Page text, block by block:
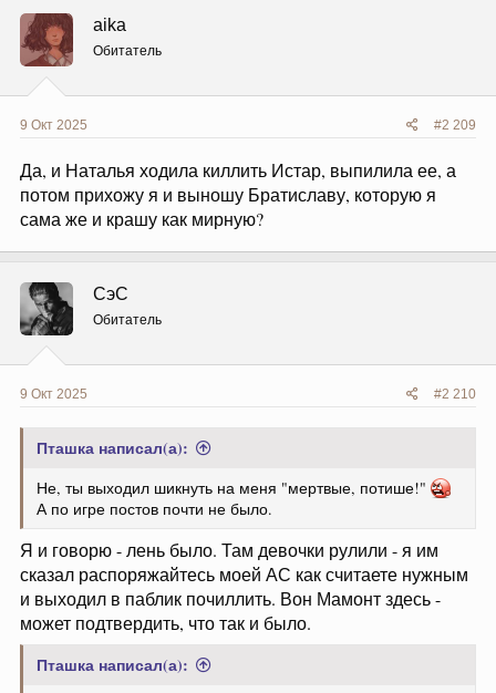
aika
Обитатель
9 Окт 2025 #2 209
Да, и Наталья ходила киллить Истар, выпилила ее, а
потом прихожу я и выношу Братиславу, которую я
сама же и крашу как мирную?
СэС
Обитатель
9 Окт 2025 #2 210
Пташка написал(а):
Не, ты выходил шикнуть на меня "мертвые, потише!"
А по игре постов почти не было.
Я и говорю - лень было. Там девочки рулили - я им
сказал распоряжайтесь моей АС как считаете нужным
и выходил в паблик почиллить. Вон Мамонт здесь -
может подтвердить, что так и было.
Пташка написал(а):